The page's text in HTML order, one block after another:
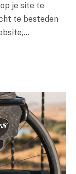
je site te
te besteden